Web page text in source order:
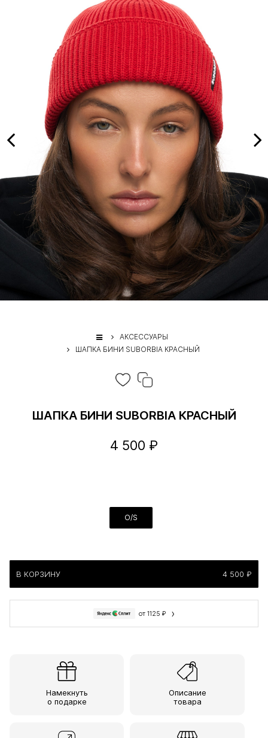
АКСЕССУАРЫ
ШАПКА БИНИ SUBORBIA КРАСНЫЙ
ШАПКА БИНИ SUBORBIA КРАСНЫЙ
4 500 ₽
O/S
В КОРЗИНУ 4 500 ₽
от 1125 ₽ ›
Намекнуть
о подарке
Описание
товара